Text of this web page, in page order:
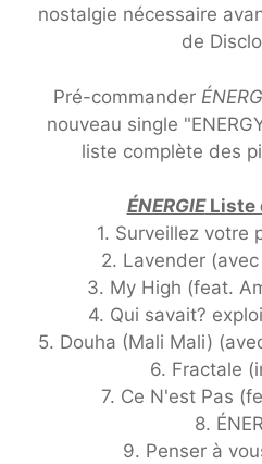
nostalgie nécessaire
de
Pré-commander
nouveau single
liste complète des
ÉNERGIEListe
1. Surveillez votre
2. Lavender
3. My High (feat.
4. Qui savait?
5. Douha (Mali Mali)
6. Fractale
7. Ce N'est Pas
8.
9. Penser à